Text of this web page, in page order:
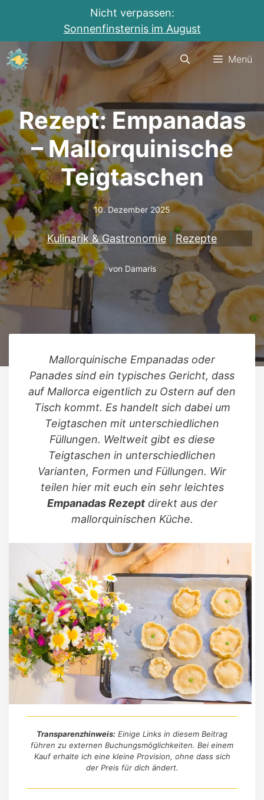
Nicht verpassen:
Sonnenfinsternis im August
Zum
Inhalt
springen
Menü
Rezept: Empanadas
– Mallorquinische
Teigtaschen
10. Dezember 2025
Kulinarik & Gastronomie Rezepte
von Damaris
Mallorquinische Empanadas oder
Panades sind ein typisches Gericht, dass
auf Mallorca eigentlich zu Ostern auf den
Tisch kommt. Es handelt sich dabei um
Teigtaschen mit unterschiedlichen
Füllungen. Weltweit gibt es diese
Teigtaschen in unterschiedlichen
Varianten, Formen und Füllungen. Wir
teilen hier mit euch ein sehr leichtes
Empanadas Rezeptdirekt aus der
mallorquinischen Küche.
Transparenzhinweis: Einige Links in diesem Beitrag
führen zu externen Buchungsmöglichkeiten. Bei einem
Kauf erhalte ich eine kleine Provision, ohne dass sich
der Preis für dich ändert.